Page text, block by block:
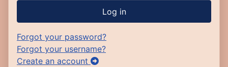
Log in
Forgot your password?
Forgot your username?
Create an account